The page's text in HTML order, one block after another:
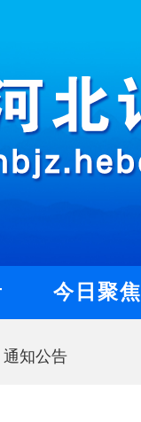
今日聚焦
通知公告